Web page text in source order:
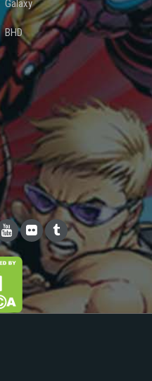
Galaxy
BHD